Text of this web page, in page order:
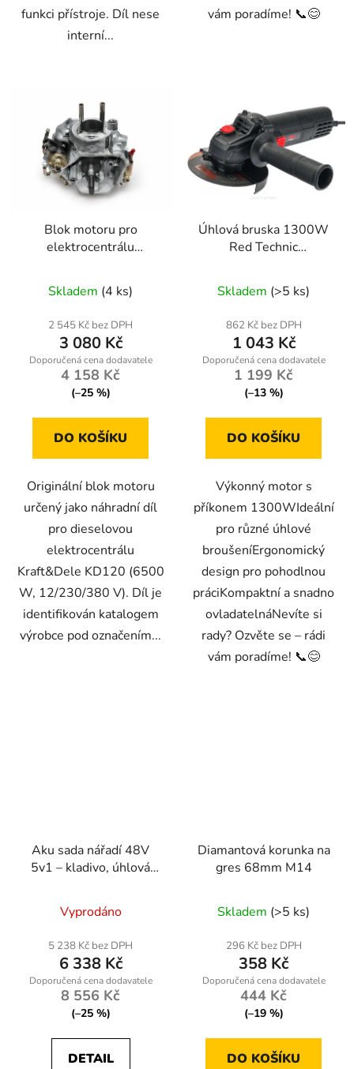
funkci přístroje. Díl nese
interní...
vám poradíme! 📞😊
Blok motoru pro
elektrocentrálu
náhradní díl nr783
Skladem (4 ks)
2 545 Kč bez DPH
3 080 Kč
4 158 Kč
(–25 %)
DO KOŠÍKU
Originální blok motoru
určený jako náhradní díl
pro dieselovou
elektrocentrálu
Kraft&Dele KD120 (6500
W, 12/230/380 V). Díl je
identifikován katalogem
výrobce pod označením...
Úhlová bruska 1300W
Red Technic
Skladem (>5 ks)
862 Kč bez DPH
1 043 Kč
1 199 Kč
(–13 %)
DO KOŠÍKU
Výkonný motor s
příkonem 1300WIdeální
pro různé úhlové
broušeníErgonomický
design pro pohodlnou
práciKompaktní a snadno
ovladatelnáNevíte si
rady? Ozvěte se – rádi
vám poradíme! 📞😊
Aku sada nářadí 48V
5v1 – kladivo, úhlová
vrtačka, okružní pila + 4
baterie ONDRAGON
Vyprodáno
5 238 Kč bez DPH
6 338 Kč
8 556 Kč
(–25 %)
DETAIL
Diamantová korunka na
gres 68mm M14
Skladem (>5 ks)
296 Kč bez DPH
358 Kč
444 Kč
(–19 %)
DO KOŠÍKU